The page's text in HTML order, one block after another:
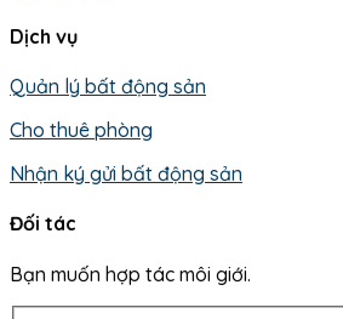
Dịch vụ
Quản lý bất động sản
Cho thuê phòng
Nhận ký gửi bất động sản
Đối tác
Bạn muốn hợp tác môi giới.